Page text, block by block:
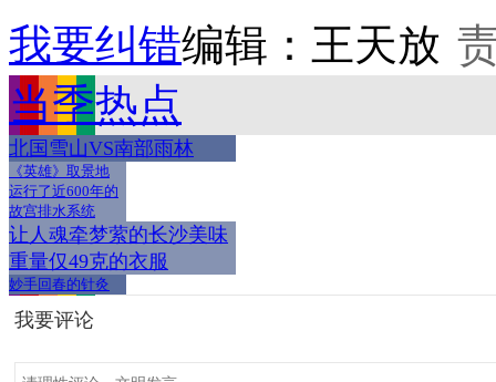
我要纠错编辑：王天放
当季热点
北国雪山VS南部雨林
《英雄》取景地
运行了近600年的
故宫排水系统
让人魂牵梦萦的长沙美味
重量仅49克的衣服
妙手回春的针灸